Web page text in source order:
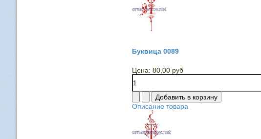
Буквица 0089
Цена: 80,00 руб
Описание товара